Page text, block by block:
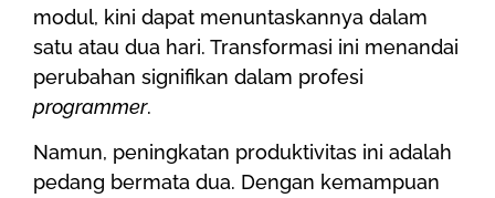
modul, kini dapat menuntaskannya dalam
satu atau dua hari. Transformasi ini menandai
perubahan signifikan dalam profesi
programmer.
Namun, peningkatan produktivitas ini adalah
pedang bermata dua. Dengan kemampuan